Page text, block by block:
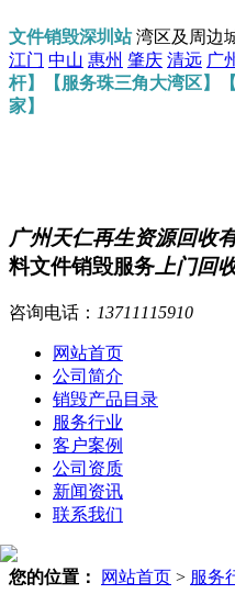
文件销毁深圳站湾区及周边
江门 中山 惠州 肇庆 清远 广
杆】【服务珠三角大湾区】
家】
广州天仁再生资源回收
料文件销毁服务 上门回
咨询电话： 13711115910
网站首页
公司简介
销毁产品目录
服务行业
客户案例
公司资质
新闻资讯
联系我们
您的位置： 网站首页 > 服务